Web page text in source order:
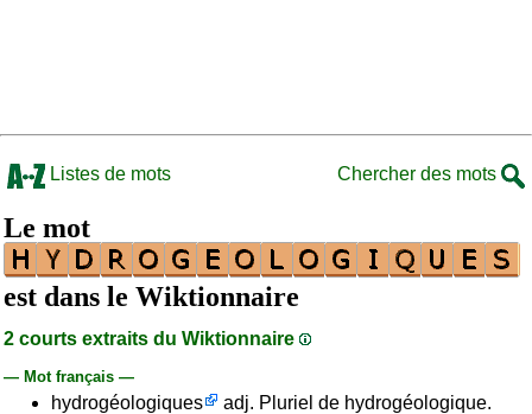
Listes de mots Chercher des mots
Le mot
est dans le Wiktionnaire
2 courts extraits du Wiktionnaire
— Mot français —
hydrogéologiques adj. Pluriel de hydrogéologique.